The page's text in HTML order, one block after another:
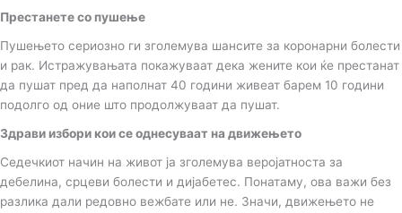
Престанете со пушење
Пушењето сериозно ги зголемува шансите за коронарни болести
и рак. Истражувањата покажуваат дека жените кои ќе престанат
да пушат пред да наполнат 40 години живеат барем 10 години
подолго од оние што продолжуваат да пушат.
Здрави избори кои се однесуваат на движењето
Седечкиот начин на живот ја зголемува веројатноста за
дебелина, срцеви болести и дијабетес. Понатаму, ова важи без
разлика дали редовно вежбате или не. Значи, движењето не